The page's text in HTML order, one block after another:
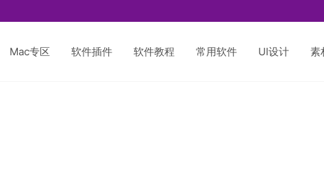
Mac专区 软件插件 软件教程 常用软件 UI设计 素